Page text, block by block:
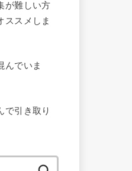
が難しい方
ススメしま
んでいま
で引き取り